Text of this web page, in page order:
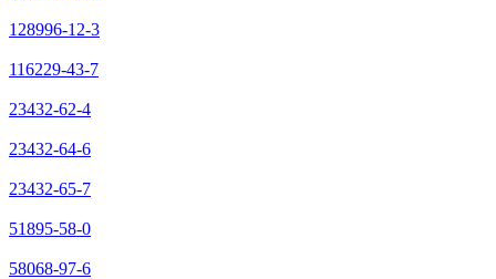
128996-12-3
116229-43-7
23432-62-4
23432-64-6
23432-65-7
51895-58-0
58068-97-6